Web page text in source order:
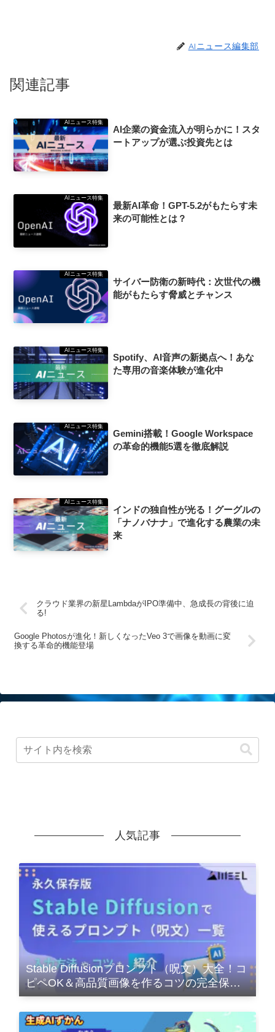
AIニュース編集部
関連記事
AIニュース特集
AI企業の資金流入が明らかに！スタ
ートアップが選ぶ投資先とは
AIニュース特集
最新AI革命！GPT-5.2がもたらす未
来の可能性とは？
AIニュース特集
サイバー防衛の新時代：次世代の機
能がもたらす脅威とチャンス
AIニュース特集
Spotify、AI音声の新拠点へ！あな
た専用の音楽体験が進化中
AIニュース特集
Gemini搭載！Google Workspace
の革命的機能5選を徹底解説
AIニュース特集
インドの独自性が光る！グーグルの
「ナノバナナ」で進化する農業の未
来
クラウド業界の新星LambdaがIPO準備中、急成長の背後に迫
る!
Google Photosが進化！新しくなったVeo 3で画像を動画に変
換する革命的機能登場
人気記事
Stable Diffusionプロンプト（呪文）大全！コ
ピペOK＆高品質画像を作るコツの完全保存
版